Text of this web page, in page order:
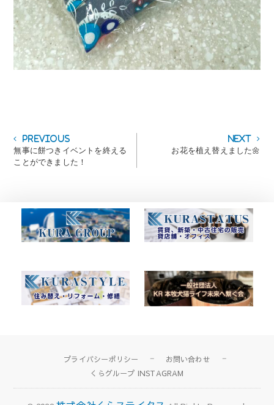
投
稿
ナ
シ
ョ
PreviousPrevious
post:
無事に餅つきイベントを終える
ことができました！
Next
post:お花を植え替えました🌼
プライバシーポリシー
お問い合わせ
くらグループ INSTAGRAM